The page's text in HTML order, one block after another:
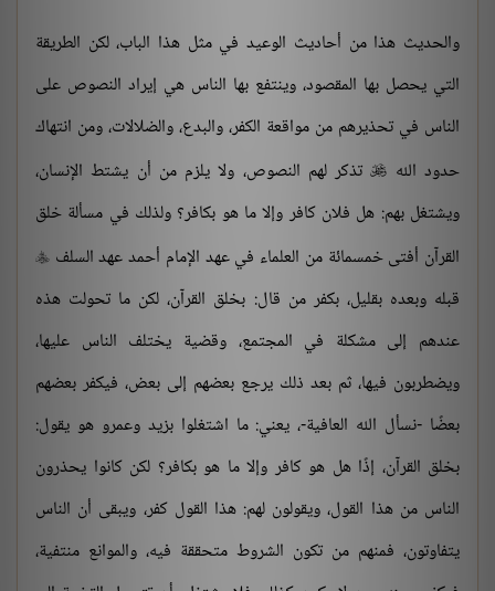
والحديث هذا من أحاديث الوعيد في مثل هذا الباب، لكن الطريقة
التي يحصل بها المقصود، وينتفع بها الناس هي إيراد النصوص على
الناس في تحذيرهم من مواقعة الكفر، والبدع، والضلالات، ومن انتهاك
حدود الله تذكر لهم النصوص، ولا يلزم من أن يشتط الإنسان،
ويشتغل بهم: هل فلان كافر وإلا ما هو بكافر؟ ولذلك في مسألة خلق
القرآن أفتى خمسمائة من العلماء في عهد الإمام أحمد عهد السلف 
قبله وبعده بقليل، بكفر من قال: بخلق القرآن، لكن ما تحولت هذه
عندهم إلى مشكلة في المجتمع، وقضية يختلف الناس عليها،
ويضطربون فيها، ثم بعد ذلك يرجع بعضهم إلى بعض، فيكفر بعضهم
بعضًا -نسأل الله العافية-، يعني: ما اشتغلوا بزيد وعمرو هو يقول:
بخلق القرآن، إذًا هل هو كافر وإلا ما هو بكافر؟ لكن كانوا يحذرون
الناس من هذا القول، ويقولون لهم: هذا القول كفر، ويبقى أن الناس
يتفاوتون، فمنهم من تكون الشروط متحققة فيه، والموانع منتفية،